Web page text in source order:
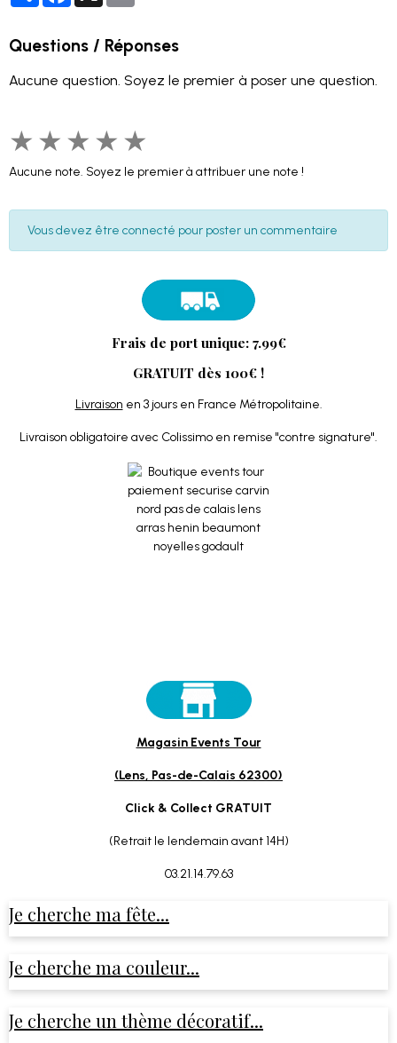
Questions / Réponses
Aucune question. Soyez le premier à poser une question.
★ ★ ★ ★ ★
Aucune note. Soyez le premier à attribuer une note !
Vous devez être connecté pour poster un commentaire
Frais de port unique: 7.99€
GRATUIT dès 100€ !
Livraison en 3 jours en France Métropolitaine.
Livraison obligatoire avec Colissimo en remise "contre signature".
Magasin Events Tour
(Lens, Pas-de-Calais 62300)
Click & Collect GRATUIT
(Retrait le lendemain avant 14H)
03.21.14.79.63
Je cherche ma fête...
Je cherche ma couleur...
Je cherche un thème décoratif...